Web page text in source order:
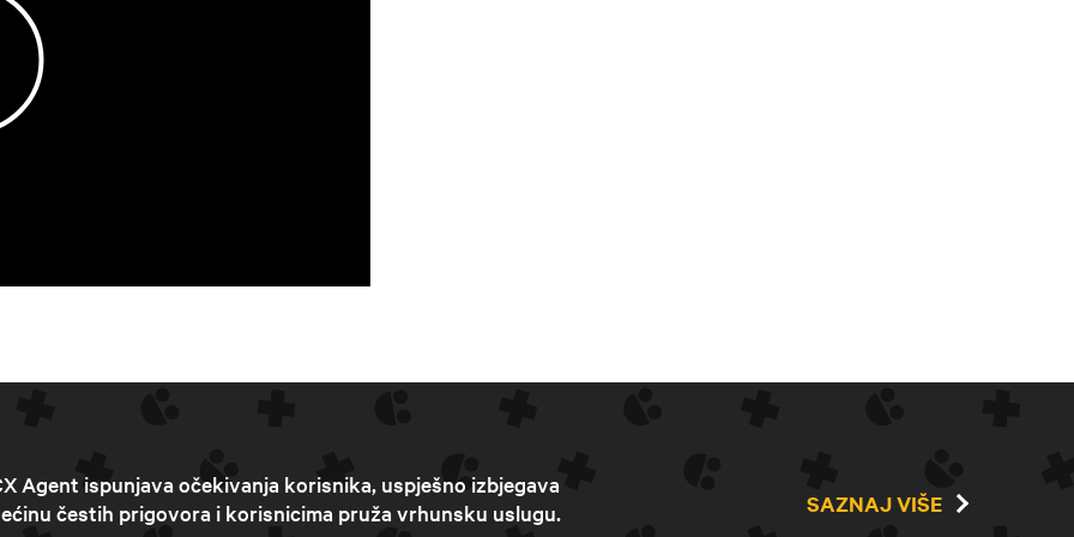
Agent ispunjava očekivanja korisnika, uspješno izbjegava
čestih prigovora i korisnicima pruža vrhunsku uslugu.
SAZNAJ VIŠE